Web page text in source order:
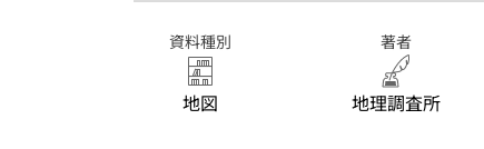
資料種別
地図
著者
地理調査所